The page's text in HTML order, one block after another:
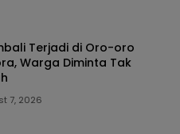
Terjadi di Oro-oro
Warga Diminta Tak
7, 2026